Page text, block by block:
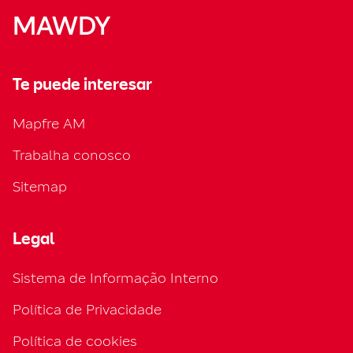
MAWDY
Te puede interesar
Mapfre AM
Trabalha conosco
Sitemap
Legal
Sistema de Informação Interno
Política de Privacidade
Política de cookies